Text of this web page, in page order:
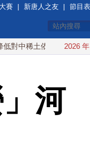
大賽 | 新唐人之友 | 節目表
依賴 川普宣布礦業投資
2026
河